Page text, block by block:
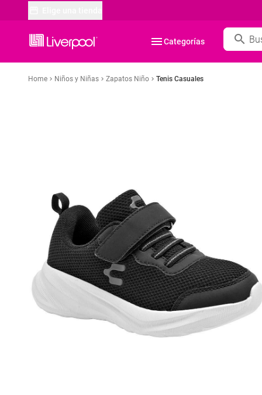
menuCategorías search
Home chevron_right Niños y Niñas chevron_right Zapatos Niño chevron_right Tenis Casuales